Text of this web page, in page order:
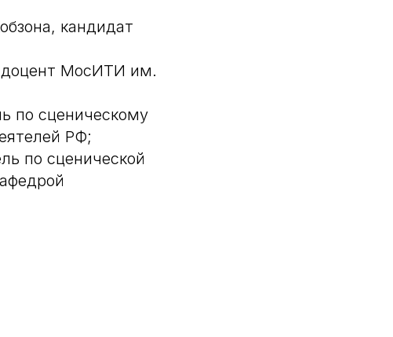
кандидат
доцент МосИТИ им.
по сценическому
РФ;
по сценической